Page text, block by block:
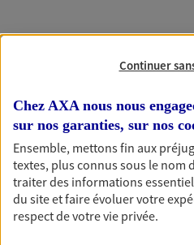
Nos offres
Épargne
Réalisez vos projets grâce
immobilier, études des
du monde… Épargnez à
simplement, selon votre
Continuer
Chez AXA nous nous
sur nos garanties, sur nos
Ensemble, mettons fin aux
textes, plus connus sous le nom
traiter des informations
du site et faire évoluer votre
respect de votre vie privée.